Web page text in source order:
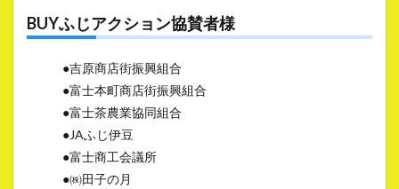
BUYふじアクション協賛者様
●吉原商店街振興組合
●富士本町商店街振興組合
●富士茶農業協同組合
●JAふじ伊豆
●富士商工会議所
●㈱田子の月